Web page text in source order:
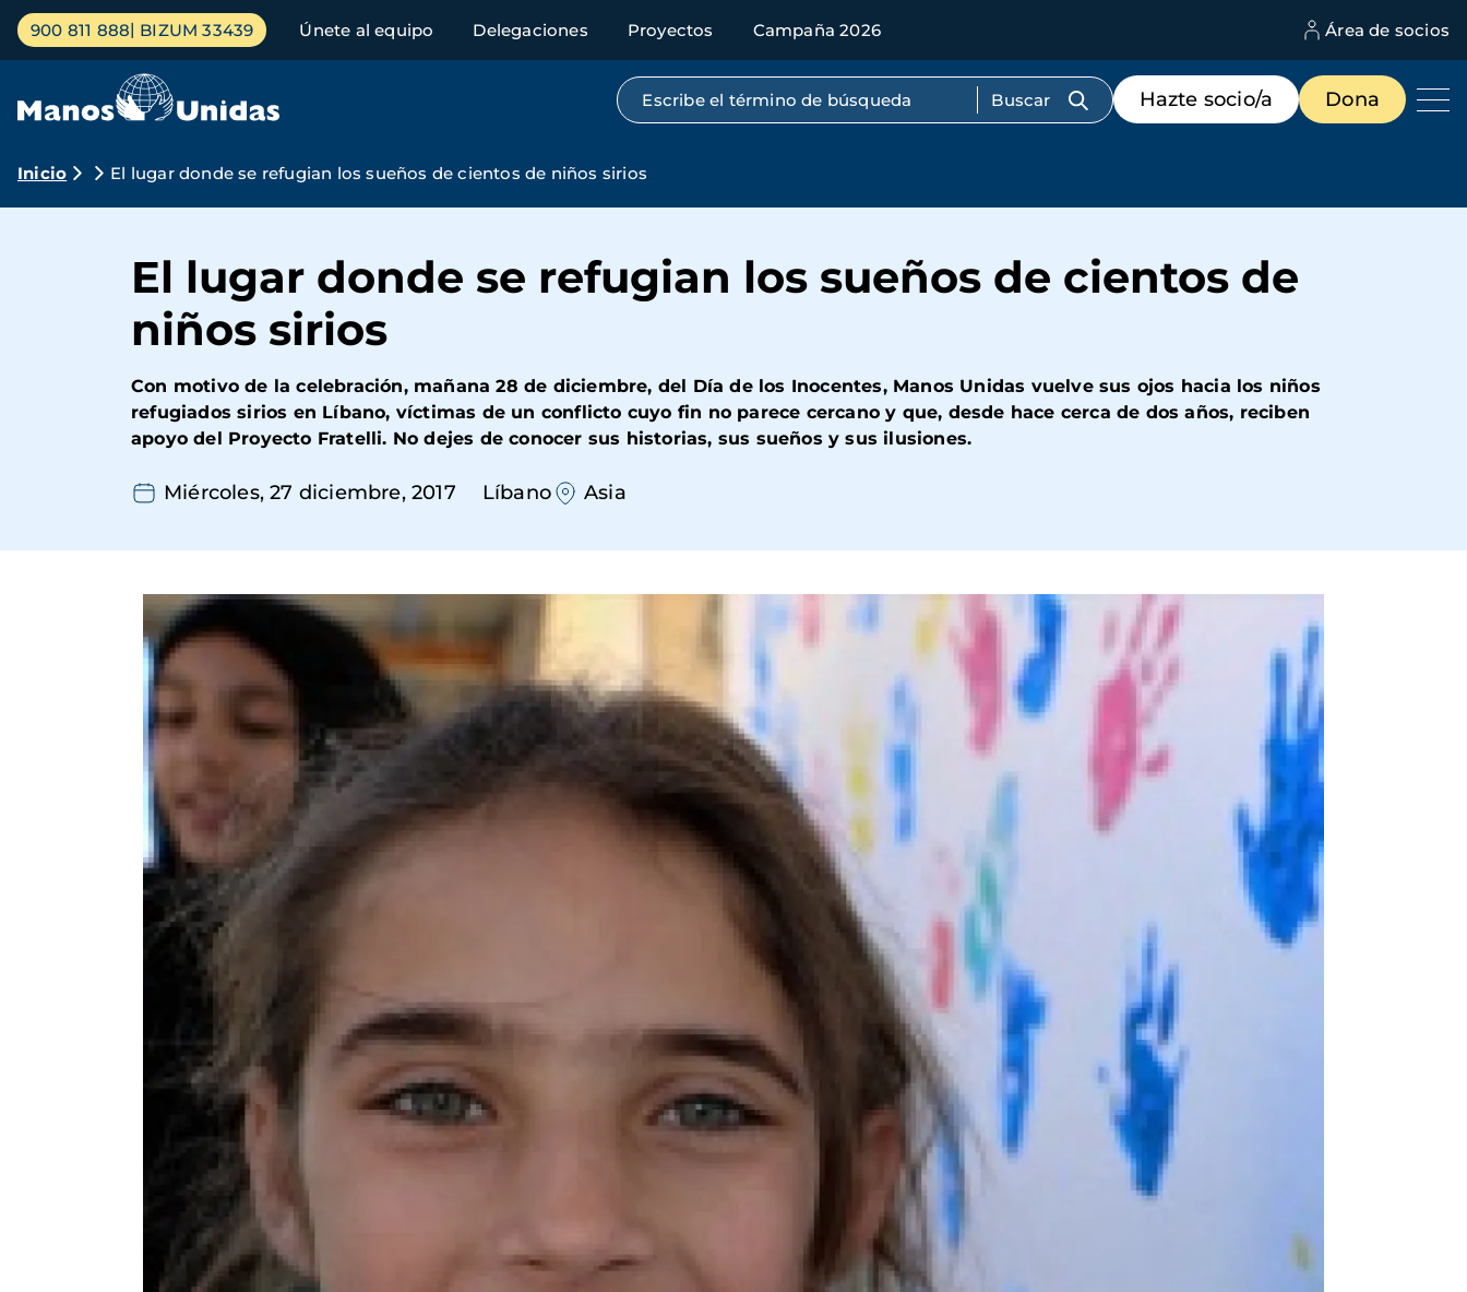
Pasar
contenido
Menú
principal
900 811 888 BIZUM 33439 Únete al equipo Delegaciones Proyectos Campaña 2026 Área de socios
Búsqueda por texto completo
Menú
de
destacados
Hazte socio/a Dona
Ruta
navegación
Inicio El lugar donde se refugian los sueños de cientos de niños sirios
El lugar donde se refugian los sueños de cientos de
niños sirios
Con motivo de la celebración, mañana 28 de diciembre, del Día de los Inocentes, Manos Unidas vuelve sus ojos hacia los niños
refugiados sirios en Líbano, víctimas de un conflicto cuyo fin no parece cercano y que, desde hace cerca de dos años, reciben
apoyo del Proyecto Fratelli. No dejes de conocer sus historias, sus sueños y sus ilusiones.
Miércoles, 27 diciembre, 2017 Líbano Asia